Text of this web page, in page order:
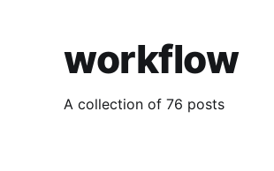
workflow
A collection of 76 posts